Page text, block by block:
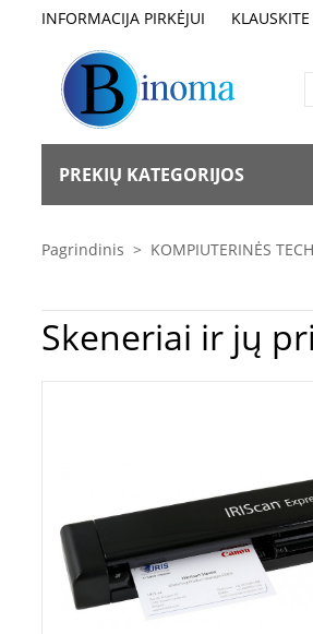
INFORMACIJA PIRKĖJUI KLAUSKITE
PREKIŲ KATEGORIJOS
Pagrindinis > KOMPIUTERINĖS